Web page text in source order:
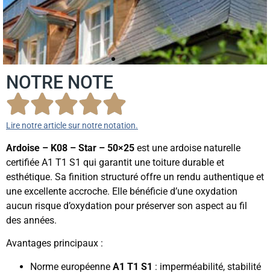
NOTRE NOTE
Lire notre article sur notre notation.
Ardoise – K08 – Star – 50×25 est une ardoise naturelle
certifiée A1 T1 S1 qui garantit une toiture durable et
esthétique. Sa finition structuré offre un rendu authentique et
une excellente accroche. Elle bénéficie d’une oxydation
aucun risque d’oxydation pour préserver son aspect au fil
des années.
Avantages principaux :
Norme européenne A1 T1 S1 : imperméabilité, stabilité